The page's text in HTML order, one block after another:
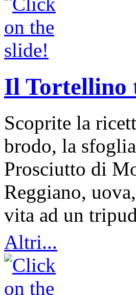
Il Tortellino
Scoprite la
brodo, la
Prosciutto di
Reggiano,
vita ad un
Altri...